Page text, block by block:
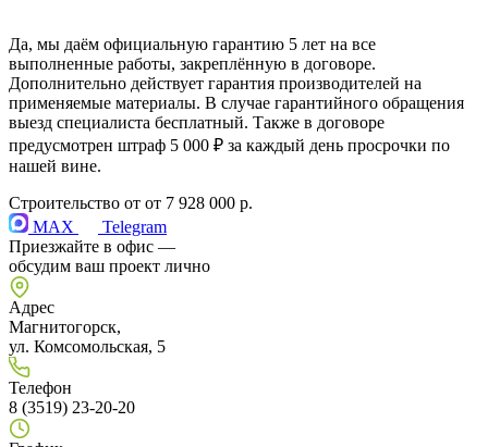
Да, мы даём официальную гарантию 5 лет на все
выполненные работы, закреплённую в договоре.
Дополнительно действует гарантия производителей на
применяемые материалы. В случае гарантийного обращения
выезд специалиста бесплатный. Также в договоре
предусмотрен штраф 5 000 ₽ за каждый день просрочки по
нашей вине.
Строительство от от 7 928 000 р.
MAX
Telegram
Приезжайте в офис —
обсудим ваш проект лично
Адрес
Магнитогорск,
ул. Комсомольская, 5
Телефон
8 (3519) 23-20-20